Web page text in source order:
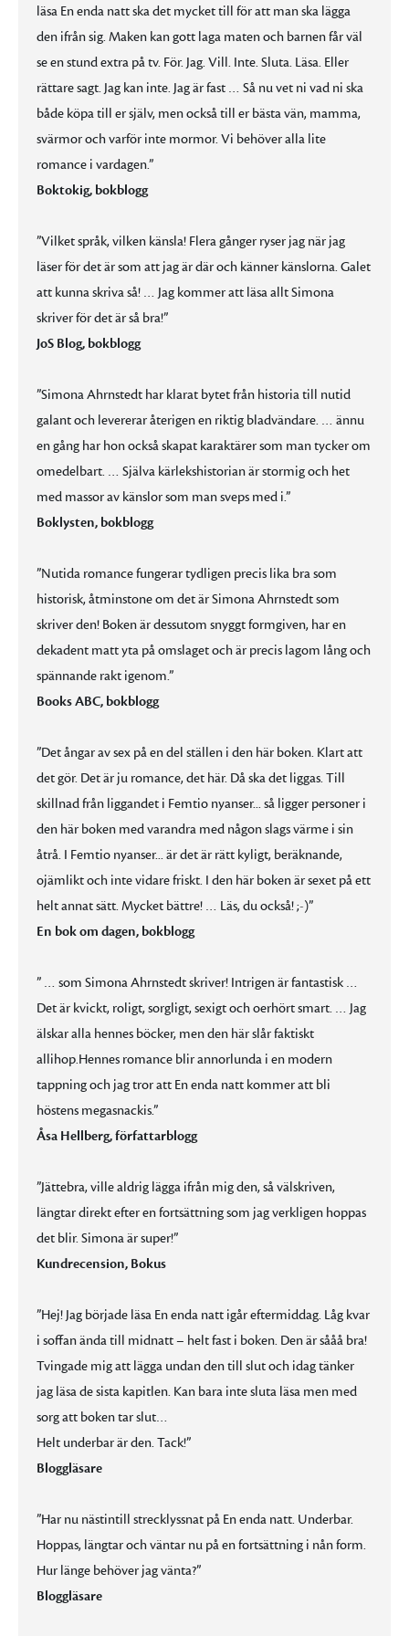
läsa En enda natt ska det mycket till för att man ska lägga
den ifrån sig. Maken kan gott laga maten och barnen får väl
se en stund extra på tv. För. Jag. Vill. Inte. Sluta. Läsa. Eller
rättare sagt. Jag kan inte. Jag är fast … Så nu vet ni vad ni ska
både köpa till er själv, men också till er bästa vän, mamma,
svärmor och varför inte mormor. Vi behöver alla lite
romance i vardagen.”
Boktokig, bokblogg
”Vilket språk, vilken känsla! Flera gånger ryser jag när jag
läser för det är som att jag är där och känner känslorna. Galet
att kunna skriva så! … Jag kommer att läsa allt Simona
skriver för det är så bra!”
JoS Blog, bokblogg
”Simona Ahrnstedt har klarat bytet från historia till nutid
galant och levererar återigen en riktig bladvändare. … ännu
en gång har hon också skapat karaktärer som man tycker om
omedelbart. … Själva kärlekshistorian är stormig och het
med massor av känslor som man sveps med i.”
Boklysten, bokblogg
”Nutida romance fungerar tydligen precis lika bra som
historisk, åtminstone om det är Simona Ahrnstedt som
skriver den! Boken är dessutom snyggt formgiven, har en
dekadent matt yta på omslaget och är precis lagom lång och
spännande rakt igenom.”
Books ABC, bokblogg
”Det ångar av sex på en del ställen i den här boken. Klart att
det gör. Det är ju romance, det här. Då ska det liggas. Till
skillnad från liggandet i Femtio nyanser... så ligger personer i
den här boken med varandra med någon slags värme i sin
åtrå. I Femtio nyanser... är det är rätt kyligt, beräknande,
ojämlikt och inte vidare friskt. I den här boken är sexet på ett
helt annat sätt. Mycket bättre! … Läs, du också! ;-)”
En bok om dagen, bokblogg
” … som Simona Ahrnstedt skriver! Intrigen är fantastisk …
Det är kvickt, roligt, sorgligt, sexigt och oerhört smart. … Jag
älskar alla hennes böcker, men den här slår faktiskt
allihop.Hennes romance blir annorlunda i en modern
tappning och jag tror att En enda natt kommer att bli
höstens megasnackis.”
Åsa Hellberg, författarblogg
”Jättebra, ville aldrig lägga ifrån mig den, så välskriven,
längtar direkt efter en fortsättning som jag verkligen hoppas
det blir. Simona är super!”
Kundrecension, Bokus
”Hej! Jag började läsa En enda natt igår eftermiddag. Låg kvar
i soffan ända till midnatt – helt fast i boken. Den är sååå bra!
Tvingade mig att lägga undan den till slut och idag tänker
jag läsa de sista kapitlen. Kan bara inte sluta läsa men med
sorg att boken tar slut…
Helt underbar är den. Tack!”
Bloggläsare
”Har nu nästintill strecklyssnat på En enda natt. Underbar.
Hoppas, längtar och väntar nu på en fortsättning i nån form.
Hur länge behöver jag vänta?”
Bloggläsare